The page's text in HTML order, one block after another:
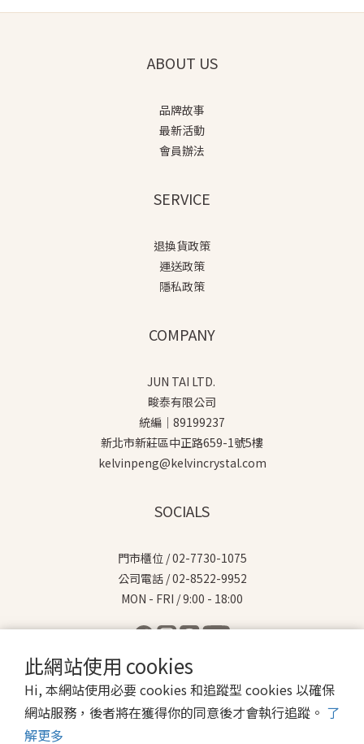
此網站使用 cookies
Hi, 本網站使用必要 cookies 和追蹤型 cookies 以確保
網站服務，後者將在獲得你的同意後才會執行追蹤。 了
解更多
ABOUT US
品牌故事
最新活動
會員辦法
SERVICE
退換貨政策
運送政策
隱私政策
COMPANY
JUN TAI LTD.
畯泰有限公司
統編｜89199237
新北市新莊區中正路659-1號5樓
kelvinpeng@kelvincrystal.com
SOCIALS
門市櫃位 / 02-7730-1075
公司電話 / 02-8522-9952
MON - FRI / 9:00 - 18:00
$TWD 繁體中文